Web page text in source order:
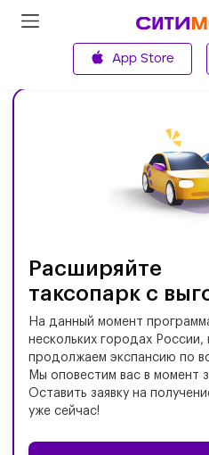
App Store
Расширяйте
таксопарк с
На данный момент
нескольких городах
продолжаем экспансию по
Мы оповестим вас в момент
Оставить заявку на
уже сейчас!